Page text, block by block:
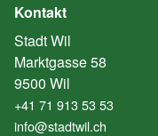
Kontakt
Stadt Wil
Marktgasse 58
9500 Wil
+41 71 913 53 53
info@stadtwil.ch